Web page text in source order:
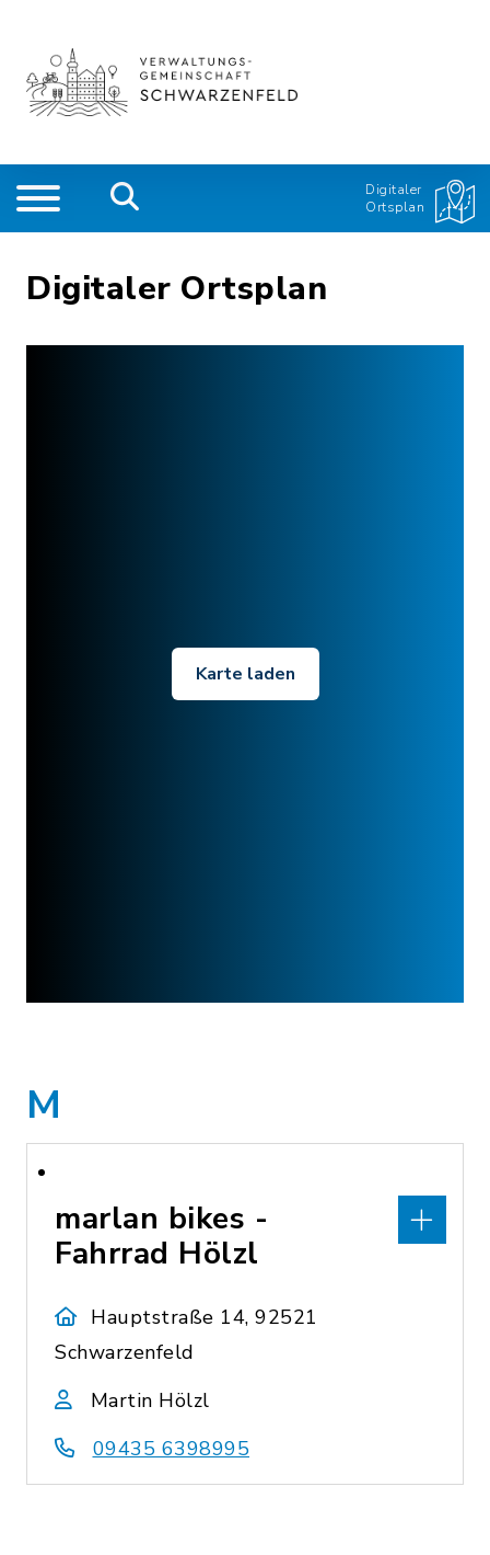
Digitaler
Ortsplan
Digitaler Ortsplan
Karte laden
M
marlan bikes -
Fahrrad Hölzl
Hauptstraße 14, 92521
Schwarzenfeld
Martin Hölzl
09435 6398995